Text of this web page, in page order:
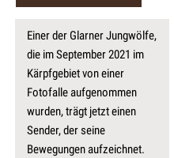
Einer der Glarner Jungwölfe,
die im September 2021 im
Kärpfgebiet von einer
Fotofalle aufgenommen
wurden, trägt jetzt einen
Sender, der seine
Bewegungen aufzeichnet.